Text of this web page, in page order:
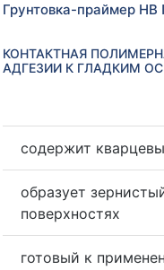
Грунтовка-праймер
КОНТАКТНАЯ
АДГЕЗИИ К ГЛАДКИМ
содержит
образует
поверхностях
готовый к